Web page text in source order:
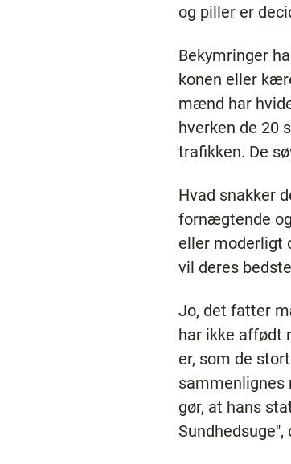
og piller er
Bekymringer
konen eller
mænd har
hverken de 20
trafikken. De
Hvad snakker
fornægtende
eller moderligt
vil deres
Jo, det fatter
har ikke affødt
er, som de
sammenlignes
gør, at hans